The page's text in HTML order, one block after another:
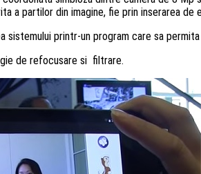
a partilor din imagine, fie prin inserarea
sistemului printr-un program care sa
de refocusare si filtrare.